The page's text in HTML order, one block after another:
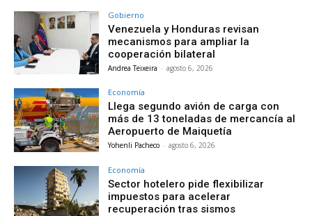
Gobierno
Venezuela y Honduras revisan
mecanismos para ampliar la
cooperación bilateral
Andrea Teixeira - agosto 6, 2026
Economía
Llega segundo avión de carga con
más de 13 toneladas de mercancía al
Aeropuerto de Maiquetía
Yohenli Pacheco - agosto 6, 2026
Economía
Sector hotelero pide flexibilizar
impuestos para acelerar
recuperación tras sismos